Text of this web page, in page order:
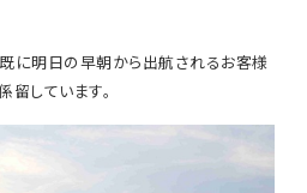
に明日の早朝から出航されるお客様
しています。